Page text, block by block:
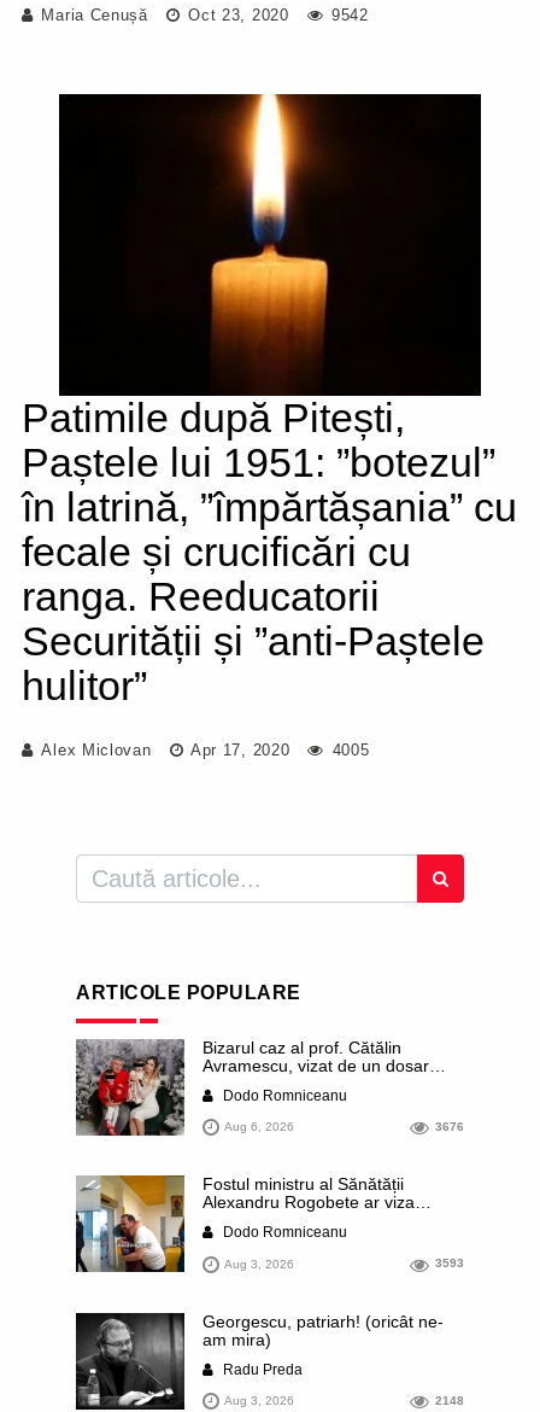
Maria Cenușă Oct 23, 2020 9542
Patimile după Pitești,
Paștele lui 1951: ”botezul”
în latrină, ”împărtășania” cu
fecale și crucificări cu
ranga. Reeducatorii
Securității și ”anti-Paștele
hulitor”
Alex Miclovan Apr 17, 2020 4005
ARTICOLE POPULARE
Bizarul caz al prof. Cătălin
Avramescu, vizat de un dosar
infantilă”. Miroase a execuție
stalinistă. Cea mai imundă parte a
presei publică inclusiv documente
dezvăluite date ultra-personale
ale profesorului, inclusiv
diagnostice și tratamente
Dodo Romniceanu
Aug 6, 2026 3676
Fostul ministru al Sănătății
Alexandru Rogobete ar viza
funcția lui Dominic Fritz de primar
al orașului Timișoara. Pesedistul
publică imagini demne de Coreea
de Nord cu femei din Timișoara
Dodo Romniceanu
Aug 3, 2026 3593
Georgescu, patriarh! (oricât ne-
am mira)
Radu Preda
Aug 3, 2026 2148